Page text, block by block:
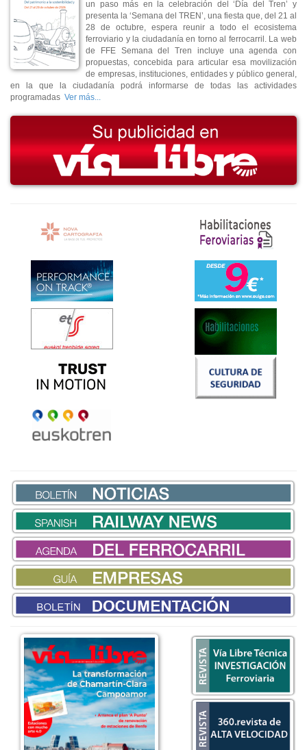
un paso más en la celebración del ‘Día del Tren’ y
presenta la ‘Semana del TREN’, una fiesta que, del 21 al
28 de octubre, espera reunir a todo el ecosistema
ferroviario y la ciudadanía en torno al ferrocarril. La web
de FFE Semana del Tren incluye una agenda con
propuestas, concebida para articular esa movilización
de empresas, instituciones, entidades y público general,
en la que la ciudadanía podrá informarse de todas las actividades
programadas Ver más...